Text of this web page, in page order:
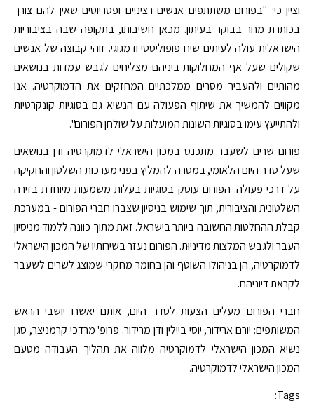
וציין כי: "בפורום משתתפים אנשים רציניים ופטריוטים שאין להם צורך
בכותרת מחר בבוקר בעיתון. מכאן חשיבותו, בתקופה שבה בציבוריות
הישראלית עולה לעיתים שיח פופוליסטי ודמגוגי. זוהי קבוצה של אנשים
שקולים שעל אף המחלוקות ביניהם מצליחים לגבש עמדות בנושאים
מהותיים ולהעביר מסרים ממלכתיים המחזקים את הדמוקרטיה. אנו
מקווים להמשיך את שיתוף הפעולה עם הנשיא גם בסוגיות קונקרטיות
ולהתייעץ עימו בסוגיות השונות המועלות על שולחן הפורום".
פורום שרים לשעבר מתכנס במכון הישראלי לדמוקרטיה ודן בנושאים
שעל סדר היום הלאומי, במטרה להמליץ בפני מערכות השלטון והחקיקה
על דרכי פעולה. הפורום עוסק בסוגיות בעלות משמעות מיוחדת בזירה
השלטונית והציבורית, תוך שימוש בניסיון שצברו חברי הפורום - במערכת
קבלת ההחלטות החשובה ביותר בישראל. זאת מתוך כוונה ללמוד מניסיון
העבר ולגבש המלצות מדיניוּת. הפורום נעזר בשירותיו של המכון הישראלי
לדמוקרטיה, הן בניהולו השוטף והן בחומר מחקרי שמוצג לשרים לשעבר
לקראת דיוניהם.
חברי הפורום מעלים הצעות לסדר היום, אותם יאשרו יושבי הראש
המשותפים: יורם ארידור, יוסי ביילין ודן מרידור. פרופ' מרדכי קרמניצר, סגן
נשיא המכון הישראלי לדמוקרטיה מלווה את תהליך העבודה מטעם
המכון הישראלי לדמוקרטיה.
Tags: